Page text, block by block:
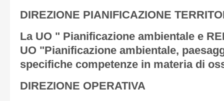
DIREZIONE PIANIFICAZIONE
La UO " Pianificazione ambientale e
UO "Pianificazione ambientale,
specifiche competenze in materia di
DIREZIONE OPERATIVA